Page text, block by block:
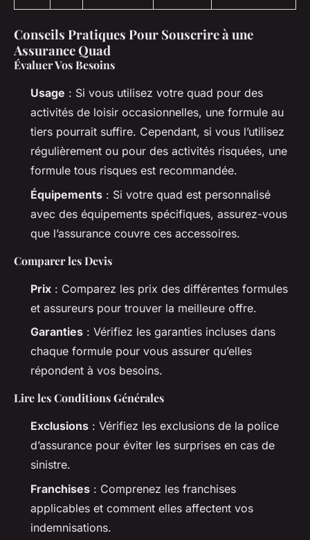
Conseils Pratiques Pour Souscrire à une
Assurance Quad
Évaluer Vos Besoins
Usage : Si vous utilisez votre quad pour des
activités de loisir occasionnelles, une formule au
tiers pourrait suffire. Cependant, si vous l’utilisez
régulièrement ou pour des activités risquées, une
formule tous risques est recommandée.
Équipements : Si votre quad est personnalisé
avec des équipements spécifiques, assurez-vous
que l’assurance couvre ces accessoires.
Comparer les Devis
Prix : Comparez les prix des différentes formules
et assureurs pour trouver la meilleure offre.
Garanties : Vérifiez les garanties incluses dans
chaque formule pour vous assurer qu’elles
répondent à vos besoins.
Lire les Conditions Générales
Exclusions : Vérifiez les exclusions de la police
d’assurance pour éviter les surprises en cas de
sinistre.
Franchises : Comprenez les franchises
applicables et comment elles affectent vos
indemnisations.